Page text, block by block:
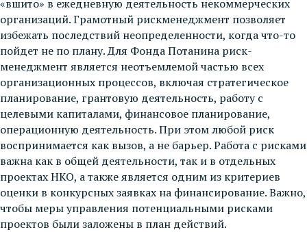
«вшито» в ежедневную деятельность некоммерческих
организаций. Грамотный рискменеджмент позволяет
избежать последствий неопределенности, когда что-то
пойдет не по плану. Для Фонда Потанина риск-
менеджмент является неотъемлемой частью всех
организационных процессов, включая стратегическое
планирование, грантовую деятельность, работу с
целевыми капиталами, финансовое планирование,
операционную деятельность. При этом любой риск
воспринимается как вызов, а не барьер. Работа с рисками
важна как в общей деятельности, так и в отдельных
проектах НКО, а также является одним из критериев
оценки в конкурсных заявках на финансирование. Важно,
чтобы меры управления потенциальными рисками
проектов были заложены в план действий.